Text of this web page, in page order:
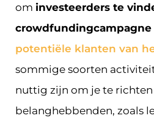
om investeerders te
crowdfundingcampagne
potentiële klanten van
sommige soorten
nuttig zijn om je te
belanghebbenden, zoals